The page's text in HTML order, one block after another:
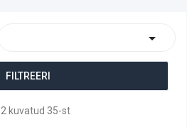

FILTREERI
kuvatud 35-st